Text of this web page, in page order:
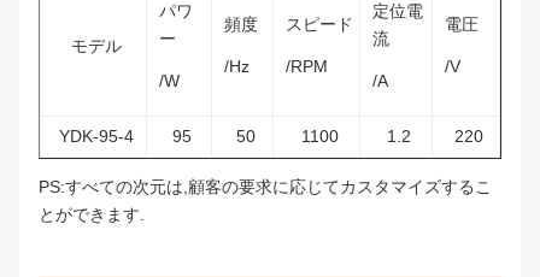
モデル
パワ
ー
/W
頻度
/Hz
スピード
/RPM
定位電
流
/A
電圧
/V
YDK-95-4 95 50 1100 1.2 220
PS:すべての次元は,顧客の要求に応じてカスタマイズするこ
とができます.